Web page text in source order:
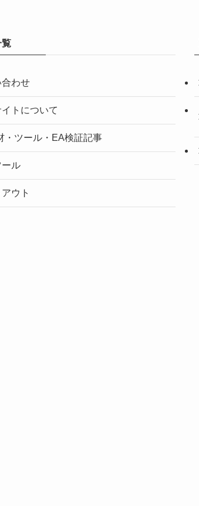
覧
わせ
イトについて
・ツール・EA検証記事
ール
ウト